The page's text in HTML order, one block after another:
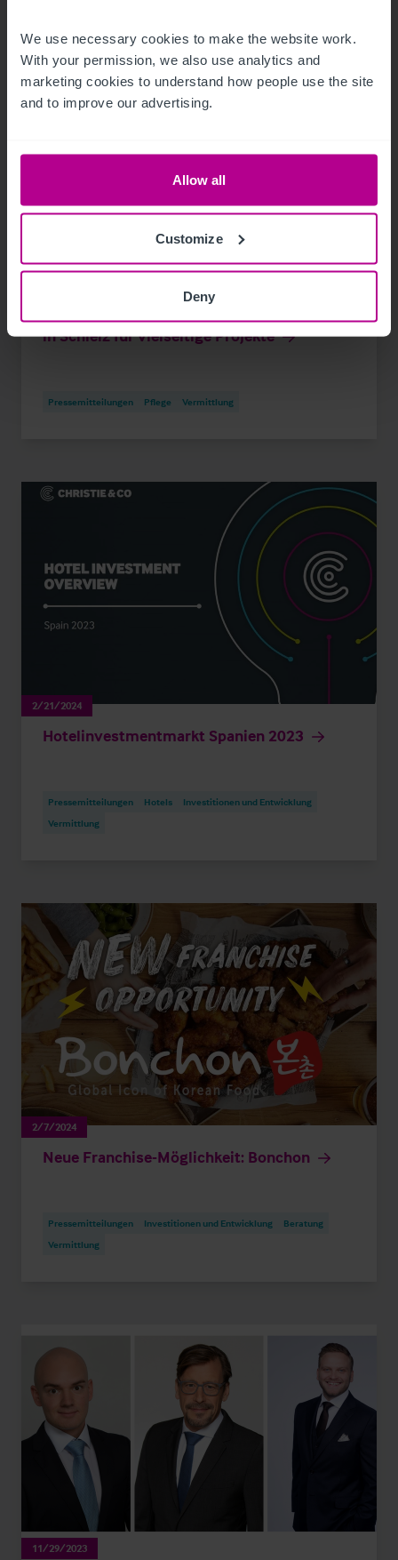
We use necessary cookies to make the website work.
With your permission, we also use analytics and
marketing cookies to understand how people use the site
and to improve our advertising.
Allow all
Customize
Deny
Potenzial der ehemaligen Sternbach-Klinik
in Schleiz für vielseitige Projekte
Pressemitteilungen Pflege Vermittlung
2/21/2024
Hotelinvestmentmarkt Spanien 2023
Pressemitteilungen Hotels
Investitionen und Entwicklung
Vermittlung
2/7/2024
Neue Franchise-Möglichkeit: Bonchon
Pressemitteilungen Investitionen und Entwicklung
Beratung
Vermittlung
11/29/2023